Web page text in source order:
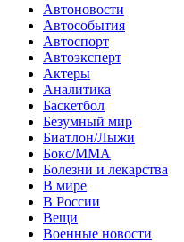
Автоновости
Автособытия
Автоспорт
Автоэксперт
Актеры
Аналитика
Баскетбол
Безумный мир
Биатлон/Лыжи
Бокс/MMA
Болезни и лекарства
В мире
В России
Вещи
Военные новости